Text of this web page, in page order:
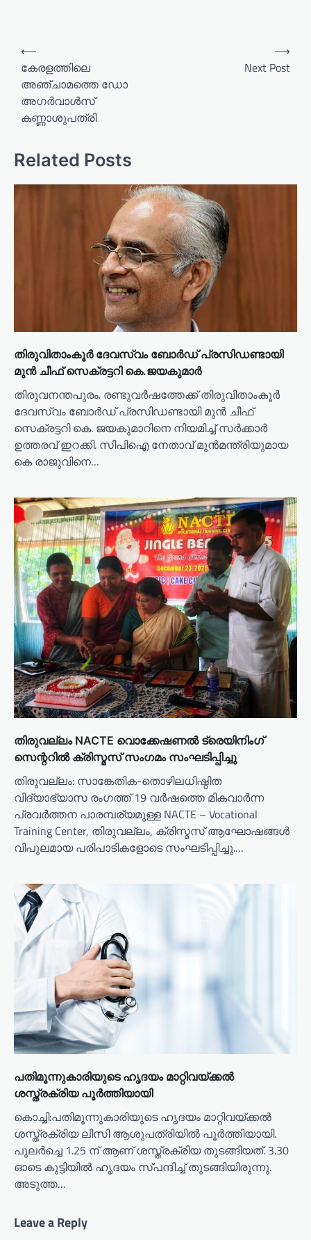
a
i
g
i
⟵
കേരളത്തിലെ
അഞ്ചാമത്തെ ഡോ
അഗർവാൾസ്
കണ്ണാശുപത്രി
Next Post
⟶
Related Posts
തിരുവിതാംകൂർ ദേവസ്വം ബോർഡ് പ്രസിഡണ്ടായി
മുൻ ചീഫ് സെക്രട്ടറി കെ.ജയകുമാർ
തിരുവനന്തപുരം. രണ്ടുവർഷത്തേക്ക് തിരുവിതാംകൂർ
ദേവസ്വം ബോർഡ് പ്രസിഡണ്ടായി മുൻ ചീഫ്
സെക്രട്ടറി കെ. ജയകുമാറിനെ നിയമിച്ച് സർക്കാർ
ഉത്തരവ് ഇറക്കി. സിപിഐ നേതാവ് മുൻമന്ത്രിയുമായ
കെ രാജുവിനെ…
തിരുവല്ലം NACTE വൊക്കേഷണൽ ട്രെയിനിംഗ്
സെന്ററിൽ ക്രിസ്മസ് സംഗമം സംഘടിപ്പിച്ചു
തിരുവല്ലം: സാങ്കേതിക-തൊഴിലധിഷ്ഠിത
വിദ്യാഭ്യാസ രംഗത്ത് 19 വർഷത്തെ മികവാർന്ന
പ്രവർത്തന പാരമ്പര്യമുള്ള NACTE – Vocational
Training Center, തിരുവല്ലം, ക്രിസ്മസ് ആഘോഷങ്ങൾ
വിപുലമായ പരിപാടികളോടെ സംഘടിപ്പിച്ചു.…
പതിമൂന്നുകാരിയുടെ ഹൃദയം മാറ്റിവയ്ക്കൽ
ശസ്ത്രക്രിയ പൂർത്തിയായി
കൊച്ചി:പതിമൂന്നുകാരിയുടെ ഹൃദയം മാറ്റിവയ്ക്കൽ
ശസ്ത്രക്രിയ ലിസി ആശുപത്രിയിൽ പൂർത്തിയായി.
പുലർച്ചെ 1.25 ന് ആണ് ശസ്ത്രക്രിയ തുടങ്ങിയത്. 3.30
ഓടെ കുട്ടിയിൽ ഹൃദയം സ്പന്ദിച്ച് തുടങ്ങിയിരുന്നു.
അടുത്ത…
Leave a Reply